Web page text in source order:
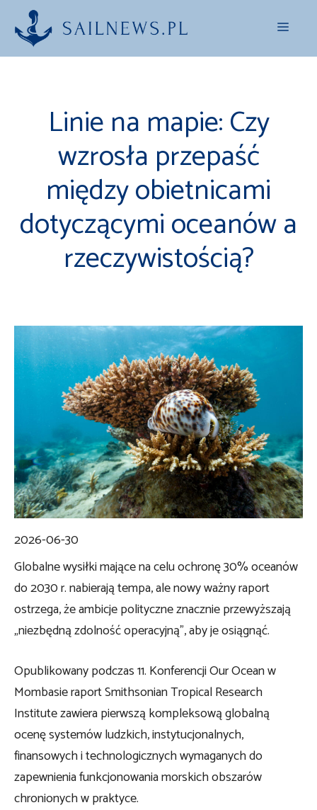
Przejdź
treści
Menu
Linie na mapie: Czy
wzrosła przepaść
między obietnicami
dotyczącymi oceanów a
rzeczywistością?
2026-06-30
Globalne wysiłki mające na celu ochronę 30% oceanów
do 2030 r. nabierają tempa, ale nowy ważny raport
ostrzega, że ​​ambicje polityczne znacznie przewyższają
„niezbędną zdolność operacyjną”, aby je osiągnąć.
Opublikowany podczas 11. Konferencji Our Ocean w
Mombasie raport Smithsonian Tropical Research
Institute zawiera pierwszą kompleksową globalną
ocenę systemów ludzkich, instytucjonalnych,
finansowych i technologicznych wymaganych do
zapewnienia funkcjonowania morskich obszarów
chronionych w praktyce.